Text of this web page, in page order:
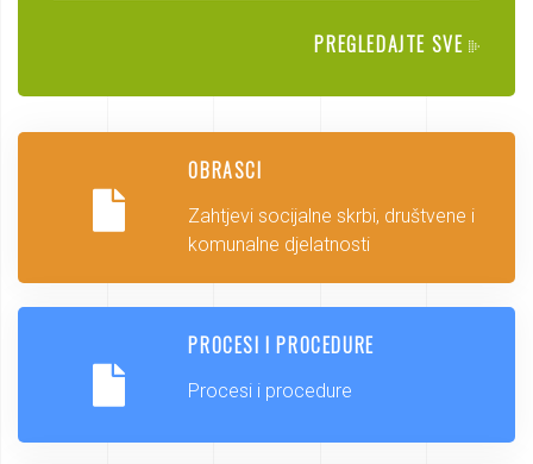
PREGLEDAJTE SVE
OBRASCI
Zahtjevi socijalne skrbi, društvene i
komunalne djelatnosti
PROCESI I PROCEDURE
Procesi i procedure